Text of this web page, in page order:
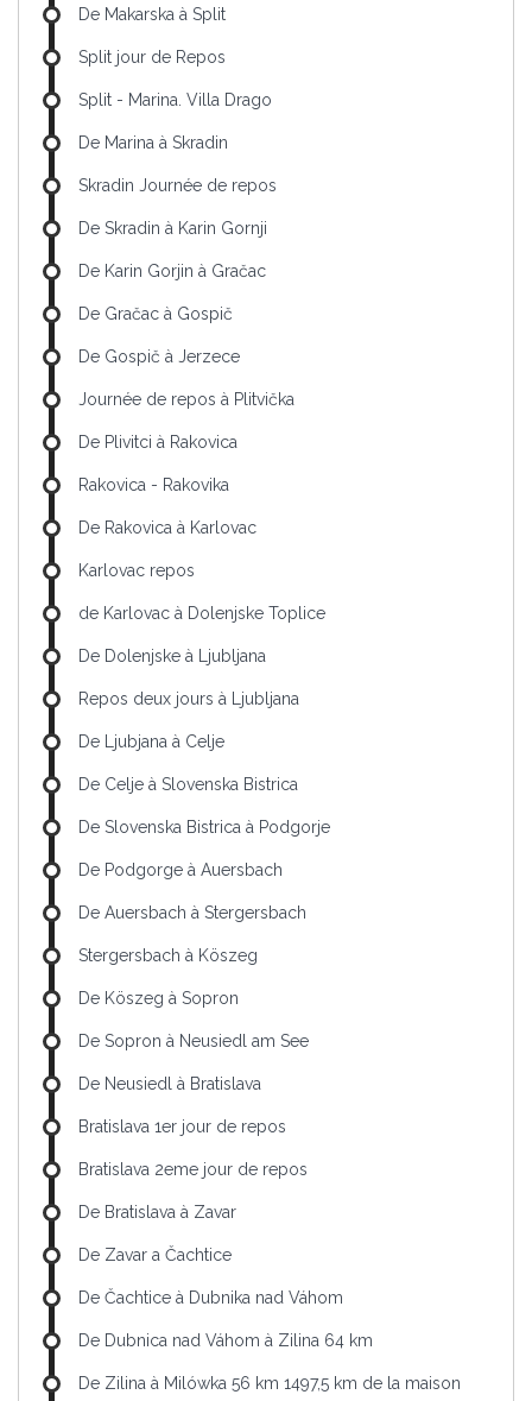
De Makarska à Split
Split jour de Repos
Split - Marina. Villa Drago
De Marina à Skradin
Skradin Journée de repos
De Skradin à Karin Gornji
De Karin Gorjin à Gračac
De Gračac à Gospič
De Gospič à Jerzece
Journée de repos à Plitvička
De Plivitci à Rakovica
Rakovica - Rakovika
De Rakovica à Karlovac
Karlovac repos
de Karlovac à Dolenjske Toplice
De Dolenjske à Ljubljana
Repos deux jours à Ljubljana
De Ljubjana à Celje
De Celje à Slovenska Bistrica
De Slovenska Bistrica à Podgorje
De Podgorge à Auersbach
De Auersbach à Stergersbach
Stergersbach à Köszeg
De Köszeg à Sopron
De Sopron à Neusiedl am See
De Neusiedl à Bratislava
Bratislava 1er jour de repos
Bratislava 2eme jour de repos
De Bratislava à Zavar
De Zavar a Čachtice
De Čachtice à Dubnika nad Váhom
De Dubnica nad Váhom à Zilina 64 km
De Zilina à Milówka 56 km 1497,5 km de la maison